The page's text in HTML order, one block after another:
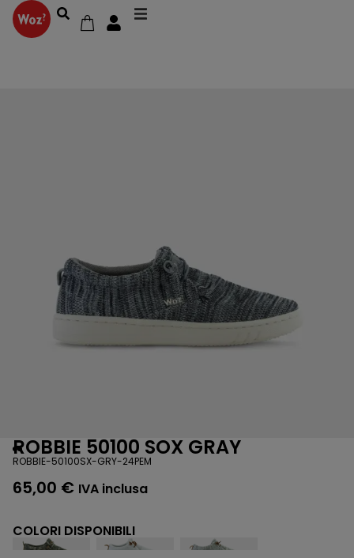
ROBBIE 50100 SOX GRAY
ROBBIE-50100SX-GRY-24PEM
65,00 € IVA inclusa
COLORI DISPONIBILI